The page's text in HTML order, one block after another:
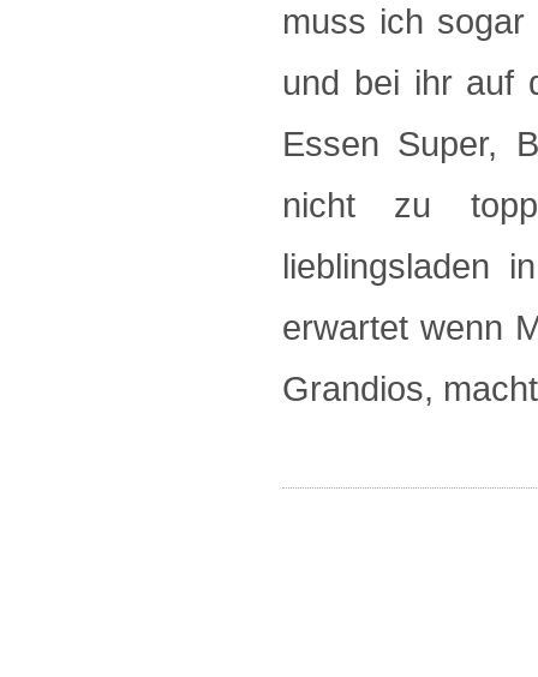
muss ich
und bei ihr auf
Essen Super,
nicht zu
lieblingsladen
erwartet wenn
Grandios,